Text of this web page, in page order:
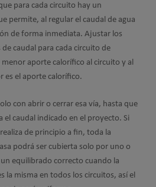
para cada circuito hay un
permite, al regular el caudal de agua
de forma inmediata. Ajustar los
caudal para cada circuito de
aporte calorífico al circuito y al
es el aporte calorífico.
con abrir o cerrar esa vía, hasta que
caudal indicado en el proyecto. Si
de principio a fin, toda la
podrá ser cubierta solo por uno o
equilibrado correcto cuando la
la misma en todos los circuitos, así el